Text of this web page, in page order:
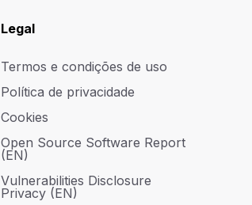
Legal
Termos e condições de uso
Política de privacidade
Cookies
Open Source Software Report
(EN)
Vulnerabilities Disclosure
Privacy (EN)